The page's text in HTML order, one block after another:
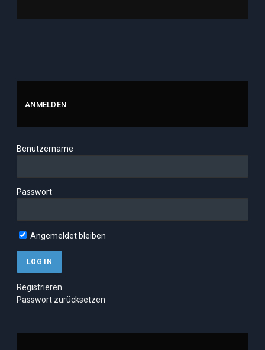
ANMELDEN
Benutzername
Passwort
Angemeldet bleiben
Registrieren
Passwort zurücksetzen